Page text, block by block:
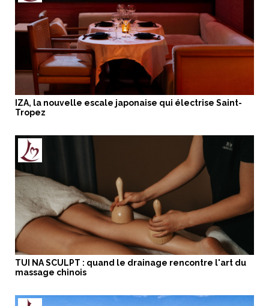
IZA, la nouvelle escale japonaise qui électrise Saint-
Tropez
TUI NA SCULPT : quand le drainage rencontre l'art du
massage chinois